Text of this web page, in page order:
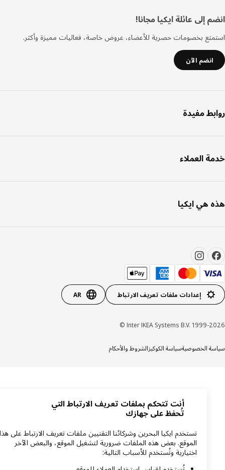
إلى عائلة ايكيا مجانا!
بخصومات حصرية للأعضاء، عروض خاصة، فعاليات مميزة وأكثر.
انضم الآن
مفيدة
العملاء
هي ايكيا
إعدادات ملفات تعريف الارتباط AR
Inter IKEA Systems B.V. 1999-
الخصوصيةسياسة الكوكيزالشروط والأحكام
أنت تتحكم بملفات تعريف الارتباط التي
تُحفظ على جهازك
تستخدم ايكيا البحرين وشركائنا التقنيين ملفات تعريف الارتباط على هذا
الموقع. بعض هذه الملفات ضرورية لتشغيل الموقع، والبعض الآخر
اختيارية وتُستخدم للأسباب التالية: